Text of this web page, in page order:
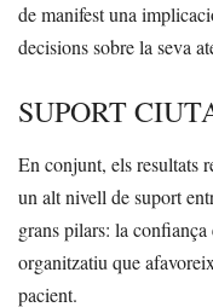
de manifest una
decisions sobre la seva
SUPORT
En conjunt, els resultats
un alt nivell de suport
grans pilars: la
organitzatiu que
pacient.